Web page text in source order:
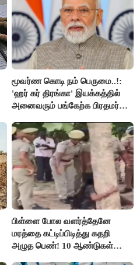
மூவர்ண கொடி நம் பெருமை..!:
'ஹர் கர் திரங்கா' இயக்கத்தில்
அனைவரும் பங்கேற்க பிரதமர்
பிள்ளை போல வளர்த்தேனே
மரத்தை கட்டிப்பிடித்து கதறி
அழுத பெண்! 10 ஆண்டுகள்